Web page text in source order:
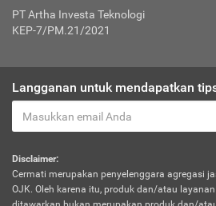
PT Artha Investa Teknologi
KEP-7/PM.21/2021
Langganan untuk mendapatkan
Disclaimer:
Cermati merupakan penyelenggara agregasi
OJK. Oleh karena itu, produk dan/atau